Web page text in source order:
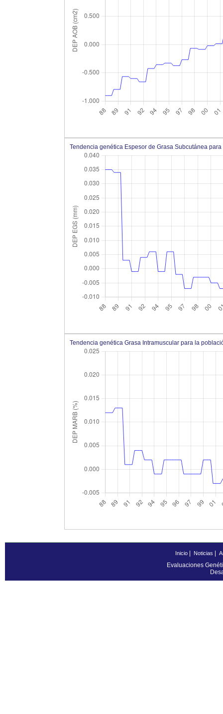
Tendencia genética Espesor de Grasa Subcutánea
Tendencia genética Grasa Intramuscular para la
Inicio| Noticias
Evaluaciones